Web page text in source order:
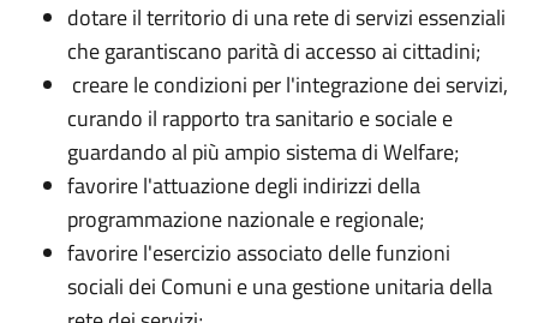
dotare il territorio di una rete di servizi essenziali
che garantiscano parità di accesso ai cittadini;
creare le condizioni per l'integrazione dei servizi,
curando il rapporto tra sanitario e sociale e
guardando al più ampio sistema di Welfare;
favorire l'attuazione degli indirizzi della
programmazione nazionale e regionale;
favorire l'esercizio associato delle funzioni
sociali dei Comuni e una gestione unitaria della